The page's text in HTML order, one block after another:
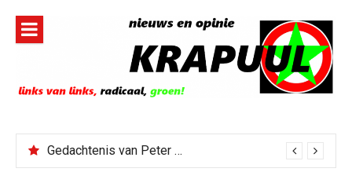
inhoud
Gedachtenis van Peter Faber
Todd Blanche benoemd tot Attorney General